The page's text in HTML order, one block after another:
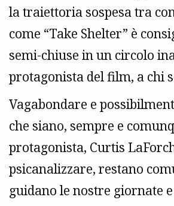
la traiettoria sospesa tra
come “Take Shelter” è
semi-chiuse in un circolo
protagonista del film, a chi
Vagabondare e
che siano, sempre e
protagonista, Curtis
psicanalizzare, restano
guidano le nostre giornate